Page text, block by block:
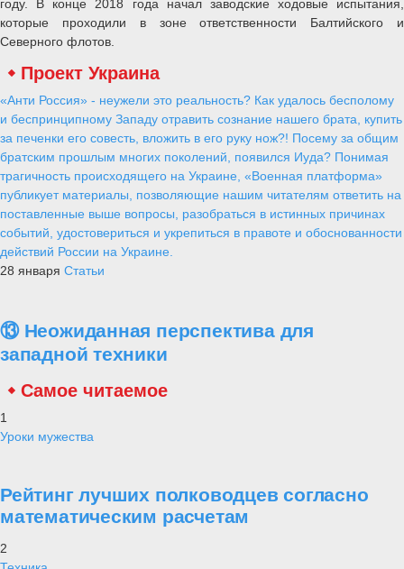
году. В конце 2018 года начал заводские ходовые испытания,
которые проходили в зоне ответственности Балтийского и
Северного флотов.
Проект Украина
«Анти Россия» - неужели это реальность? Как удалось бесполому
и беспринципному Западу отравить сознание нашего брата, купить
за печенки его совесть, вложить в его руку нож?! Посему за общим
братским прошлым многих поколений, появился Иуда? Понимая
трагичность происходящего на Украине, «Военная платформа»
публикует материалы, позволяющие нашим читателям ответить на
поставленные выше вопросы, разобраться в истинных причинах
событий, удостовериться и укрепиться в правоте и обоснованности
действий России на Украине.
28 января Статьи
⑬ Неожиданная перспектива для
западной техники
Самое читаемое
1
Уроки мужества
Рейтинг лучших полководцев согласно
математическим расчетам
2